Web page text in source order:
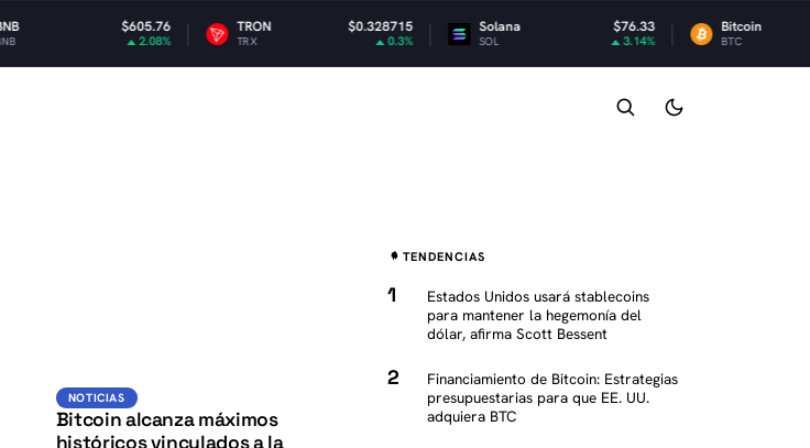
$605.76 TRON $0.328715
TRX
Solana $76.33
SOL
Bitcoin $65,039.54
BTC
NOTICIAS K
NOTICIAS
Bitcoin alcanza máximos
históricos vinculados a la
TENDENCIAS
Estados Unidos usará stablecoins
para mantener la hegemonía del
dólar, afirma Scott Bessent
Financiamiento de Bitcoin: Estrategias
presupuestarias para que EE. UU.
adquiera BTC